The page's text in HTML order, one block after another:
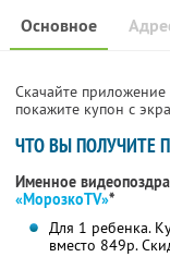
Основное
Скачайте
покажите купон с
ЧТО ВЫ ПОЛУЧИТЕ
Именное
«МорозкоTV»*
Для 1 ребенка.
вместо 849р.